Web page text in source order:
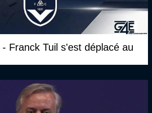
Franck Tuil s'est déplacé au